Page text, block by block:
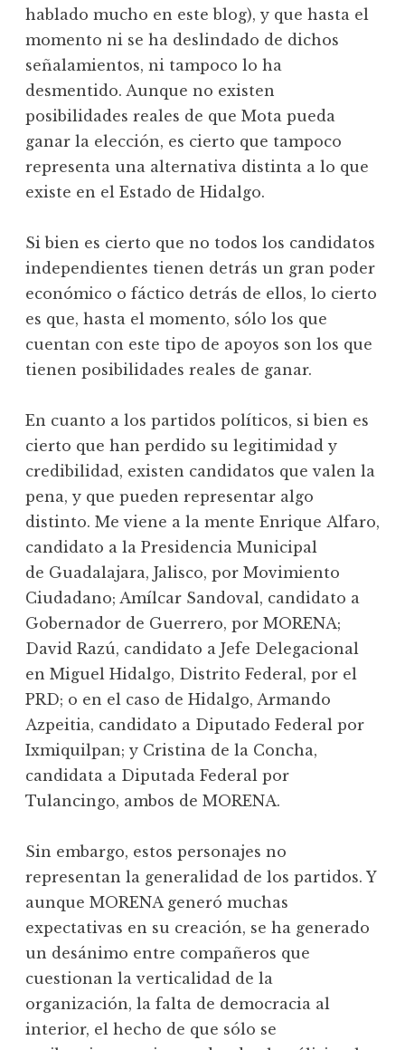
hablado mucho en este blog), y que hasta el
momento ni se ha deslindado de dichos
señalamientos, ni tampoco lo ha
desmentido. Aunque no existen
posibilidades reales de que Mota pueda
ganar la elección, es cierto que tampoco
representa una alternativa distinta a lo que
existe en el Estado de Hidalgo.
Si bien es cierto que no todos los candidatos
independientes tienen detrás un gran poder
económico o fáctico detrás de ellos, lo cierto
es que, hasta el momento, sólo los que
cuentan con este tipo de apoyos son los que
tienen posibilidades reales de ganar.
En cuanto a los partidos políticos, si bien es
cierto que han perdido su legitimidad y
credibilidad, existen candidatos que valen la
pena, y que pueden representar algo
distinto. Me viene a la mente Enrique Alfaro,
candidato a la Presidencia Municipal
de Guadalajara, Jalisco, por Movimiento
Ciudadano; Amílcar Sandoval, candidato a
Gobernador de Guerrero, por MORENA;
David Razú, candidato a Jefe Delegacional
en Miguel Hidalgo, Distrito Federal, por el
PRD; o en el caso de Hidalgo, Armando
Azpeitia, candidato a Diputado Federal por
Ixmiquilpan; y Cristina de la Concha,
candidata a Diputada Federal por
Tulancingo, ambos de MORENA.
Sin embargo, estos personajes no
representan la generalidad de los partidos. Y
aunque MORENA generó muchas
expectativas en su creación, se ha generado
un desánimo entre compañeros que
cuestionan la verticalidad de la
organización, la falta de democracia al
interior, el hecho de que sólo se